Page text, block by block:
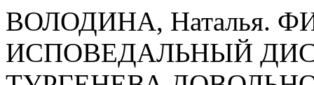
ВОЛОДИНА, Наталья.
ИСПОВЕДАЛЬНЫЙ